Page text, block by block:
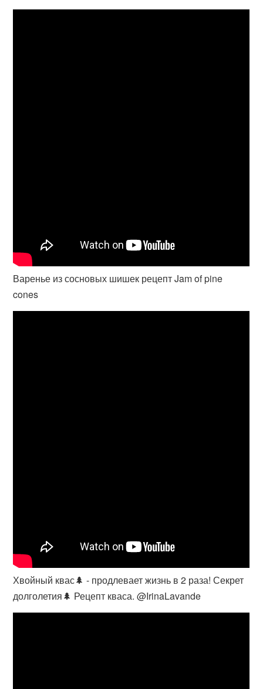
Варенье из сосновых шишек рецепт Jam of pine
cones
Хвойный квас🌲 - продлевает жизнь в 2 раза! Секрет
долголетия🌲 Рецепт кваса. @IrinaLavande